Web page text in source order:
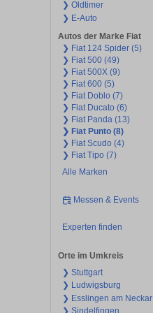
❯ Oldtimer
❯ E-Auto
Autos der Marke Fiat
❯ Fiat 124 Spider (5)
❯ Fiat 500 (49)
❯ Fiat 500X (9)
❯ Fiat 600 (5)
❯ Fiat Doblo (7)
❯ Fiat Ducato (6)
❯ Fiat Panda (13)
❯ Fiat Punto (8)
❯ Fiat Scudo (4)
❯ Fiat Tipo (7)
Alle Marken
Messen & Events
Experten finden
Orte im Umkreis
❯ Stuttgart
❯ Ludwigsburg
❯ Esslingen am Neckar
❯ Sindelfingen